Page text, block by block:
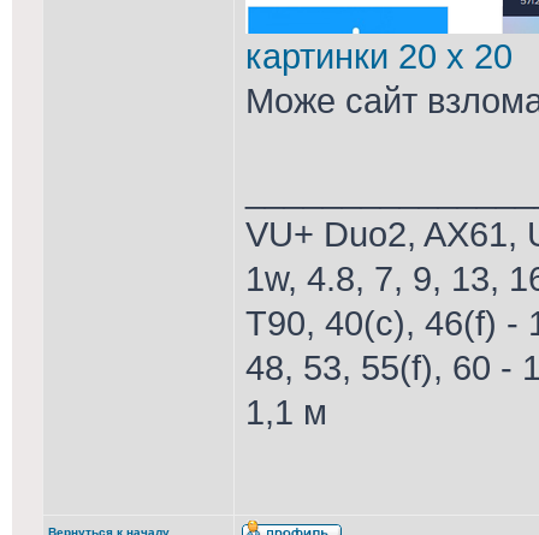
картинки 20 x 20
Може сайт
VU+ Duo2, AX61,
1w, 4.8, 7, 9, 13,
T90, 40(c), 46(f) -
48, 53, 55(f), 60 -
1,1 м
Вернуться к началу